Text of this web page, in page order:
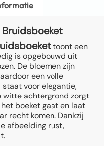
Bruidsboeket
toont een
is opgebouwd uit
De bloemen zijn
een volle
voor elegantie,
witte achtergrond zorgt
boeket gaat en laat
recht komen. Dankzij
afbeelding rust,